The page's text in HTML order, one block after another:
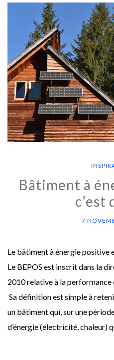
Bâtiment à
c’est
7
Le bâtiment à énergie positive
Le BEPOS est inscrit dans la
2010 relative à la
Sa définition est simple à
un bâtiment qui, sur une
d’énergie (électricité, chaleur)